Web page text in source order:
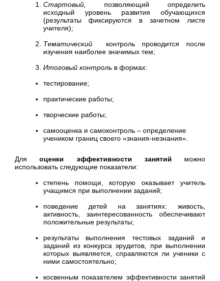
Стартовый, позволяющий определить
исходный уровень развития обучающихся
(результаты фиксируются в зачетном листе
учителя);
Тематическийконтроль проводится после
изучения наиболее значимых тем;
Итоговый контрольв формах:
тестирование;
практические работы;
творческие работы;
самооценка и самоконтроль – определение
учеником границ своего «знания-незнания».
Дляоценки эффективности занятий можно
использовать следующие показатели:
степень помощи, которую оказывает учитель
учащимся при выполнении заданий;
поведение детей на занятиях: живость,
активность, заинтересованность обеспечивают
положительные результаты;
результаты выполнения тестовых заданий и
заданий из конкурса эрудитов, при выполнении
которых выявляется, справляются ли ученики с
ними самостоятельно;
косвенным показателем эффективности занятий